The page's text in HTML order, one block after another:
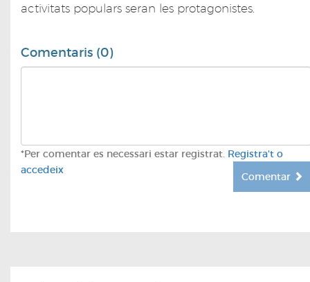
activitats populars seran les protagonistes.
Comentaris (0)
*Per comentar es necessari estar registrat. Registra't o
accedeix
Comentar